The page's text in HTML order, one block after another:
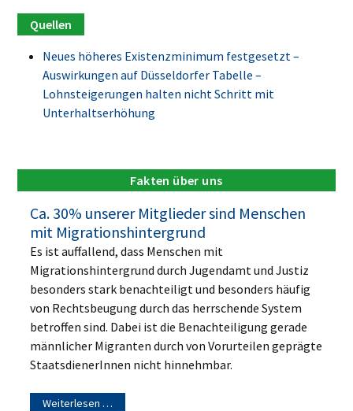
Neues höheres Existenzminimum festgesetzt –
Auswirkungen auf Düsseldorfer Tabelle –
Lohnsteigerungen halten nicht Schritt mit
Unterhaltserhöhung
Fakten über uns
Ca. 30% unserer Mitglieder sind Menschen
mit Migrationshintergrund
Es ist auffallend, dass Menschen mit
Migrationshintergrund durch Jugendamt und Justiz
besonders stark benachteiligt und besonders häufig
von Rechtsbeugung durch das herrschende System
betroffen sind. Dabei ist die Benachteiligung gerade
männlicher Migranten durch von Vorurteilen geprägte
StaatsdienerInnen nicht hinnehmbar.
Weiterlesen …